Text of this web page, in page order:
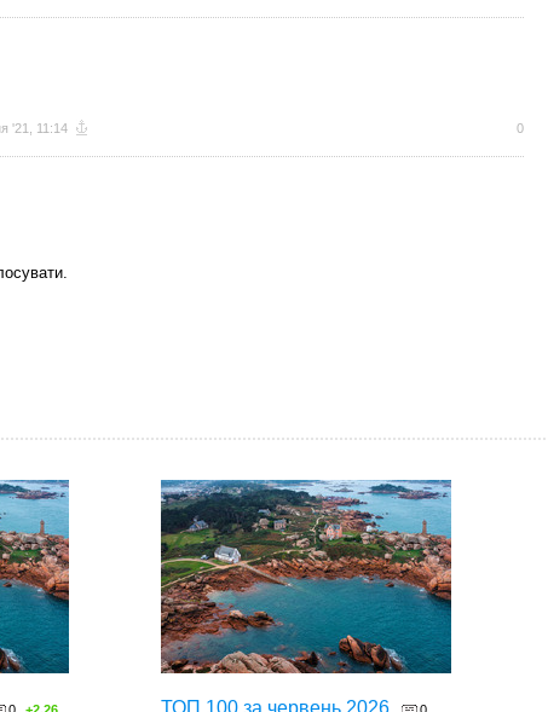
'21, 11:14 0
ТОП 100 за червень 2026